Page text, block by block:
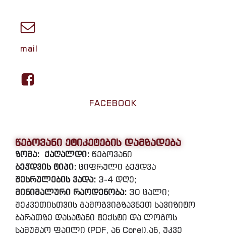
mail
FACEBOOK
წებოვანი ეტიკეტების დამზადება
ზომა: ქაღალდი: წებოვანი
ბეჭდვის ტიპი: ციფრული ბეჭდვა
შესრულების ვადა: 3-4 დღე;
მინიმალური რაოდენობა: 30 ცალი;
შეკვეთისთვის გამოგვიგზავნეთ სავიზიტო
ბარათზე დასატანი ტექსტი და ლოგოს
სამუშაო ფაილი (PDF, ან Corel).ან, უკვე